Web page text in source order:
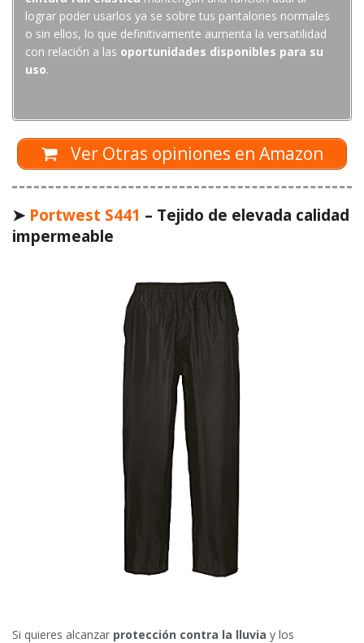
lograr poder usarlos ya se sobre tus pantalones normales
o sin ellos, lo que definitivamente aumenta la versatilidad
con relación a las oportunidades disponibles para su
uso.
Ver Otras opiniones en Amazon
➤ Portwest S441 – Tejido de elevada calidad
impermeable
Si quieres alcanzar protección contra la lluvia y los